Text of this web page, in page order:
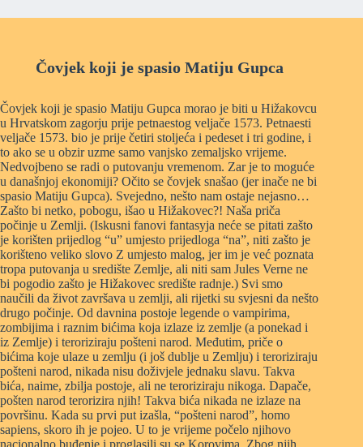
Čovjek koji je spasio Matiju Gupca
Čovjek koji je spasio Matiju Gupca morao je biti u Hižakovcu
u Hrvatskom zagorju prije petnaestog veljače 1573. Petnaesti
veljače 1573. bio je prije četiri stoljeća i pedeset i tri godine, i
to ako se u obzir uzme samo vanjsko zemaljsko vrijeme.
Nedvojbeno se radi o putovanju vremenom. Zar je to moguće
u današnjoj ekonomiji? Očito se čovjek snašao (jer inače ne bi
spasio Matiju Gupca). Svejedno, nešto nam ostaje nejasno…
Zašto bi netko, pobogu, išao u Hižakovec?! Naša priča
počinje u Zemlji. (Iskusni fanovi fantasyja neće se pitati zašto
je korišten prijedlog “u” umjesto prijedloga “na”, niti zašto je
korišteno veliko slovo Z umjesto malog, jer im je već poznata
tropa putovanja u središte Zemlje, ali niti sam Jules Verne ne
bi pogodio zašto je Hižakovec središte radnje.) Svi smo
naučili da život završava u zemlji, ali rijetki su svjesni da nešto
drugo počinje. Od davnina postoje legende o vampirima,
zombijima i raznim bićima koja izlaze iz zemlje (a ponekad i
iz Zemlje) i teroriziraju pošteni narod. Međutim, priče o
bićima koje ulaze u zemlju (i još dublje u Zemlju) i teroriziraju
pošteni narod, nikada nisu doživjele jednaku slavu. Takva
bića, naime, zbilja postoje, ali ne teroriziraju nikoga. Dapače,
pošten narod terorizira njih! Takva bića nikada ne izlaze na
površinu. Kada su prvi put izašla, “pošteni narod”, homo
sapiens, skoro ih je pojeo. U to je vrijeme počelo njihovo
nacionalno buđenje i proglasili su se Korovima. Zbog njih,